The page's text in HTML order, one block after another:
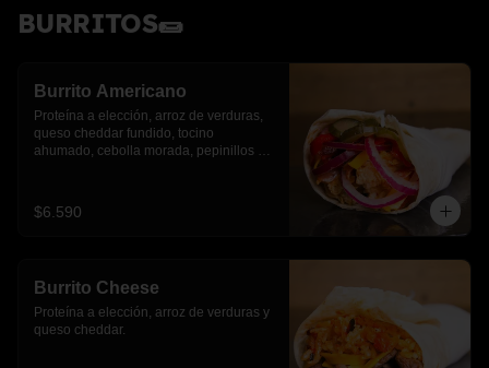
BURRITOS🌯
Burrito Americano
Proteína a elección, arroz de verduras,
queso cheddar fundido, tocino
ahumado, cebolla morada, pepinillos y
$6.590
Burrito Cheese
Proteína a elección, arroz de verduras y
queso cheddar.